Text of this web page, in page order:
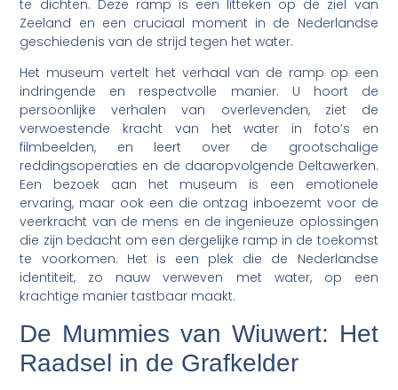
te dichten. Deze ramp is een litteken op de ziel van
Zeeland en een cruciaal moment in de Nederlandse
geschiedenis van de strijd tegen het water.
Het museum vertelt het verhaal van de ramp op een
indringende en respectvolle manier. U hoort de
persoonlijke verhalen van overlevenden, ziet de
verwoestende kracht van het water in foto’s en
filmbeelden, en leert over de grootschalige
reddingsoperaties en de daaropvolgende Deltawerken.
Een bezoek aan het museum is een emotionele
ervaring, maar ook een die ontzag inboezemt voor de
veerkracht van de mens en de ingenieuze oplossingen
die zijn bedacht om een dergelijke ramp in de toekomst
te voorkomen. Het is een plek die de Nederlandse
identiteit, zo nauw verweven met water, op een
krachtige manier tastbaar maakt.
De Mummies van Wiuwert: Het
Raadsel in de Grafkelder